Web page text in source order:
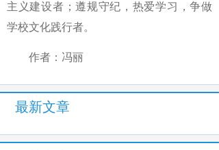
主义建设者；遵规守纪，热爱学习，争做
学校文化践行者。
作者：冯丽
最新文章